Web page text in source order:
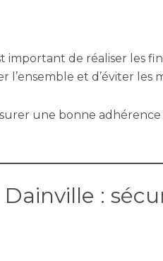
important de réaliser les
l’ensemble et d’éviter les
une bonne
Dainville :